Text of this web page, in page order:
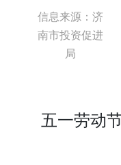
信息来源：济
南市投资促进
局
五一劳动